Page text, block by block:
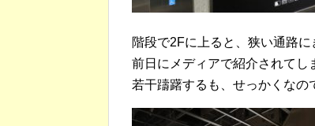
階段で2Fに上ると、狭い通路に
前日にメディアで紹介されてし
若干躊躇するも、せっかくなの